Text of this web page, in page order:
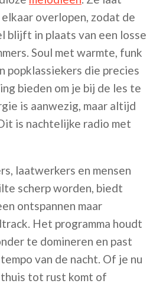
overlopen, zodat de
blijft in plaats van een losse
Soul met warmte, funk
popklassiekers die precies
bieden om je bij de les te
is aanwezig, maar altijd
is nachtelijke radio met
laatwerkers en mensen
scherp worden, biedt
ontspannen maar
Het programma houdt
te domineren en past
van de nacht. Of je nu
tot rust komt of